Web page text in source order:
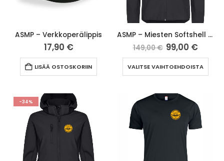
ASMP – Verkkoperälippis
17,90 €
LISÄÄ OSTOSKORIIN
ASMP – Miesten Softshell takki
149,00€ 99,00 €
VALITSE VAIHTOEHDOISTA
-34%